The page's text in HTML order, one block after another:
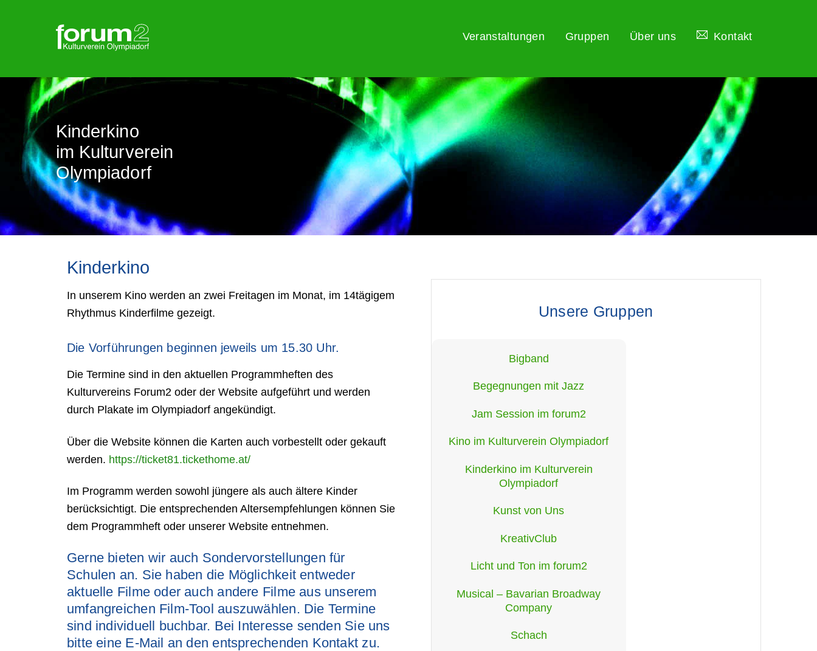
Veranstaltungen Gruppen Über uns Kontakt
Kinderkino
im Kulturverein
Olympiadorf
Kinderkino
In unserem Kino werden an zwei Freitagen im Monat, im 14tägigem
Rhythmus Kinderfilme gezeigt.
Die Vorführungen beginnen jeweils um 15.30 Uhr.
Die Termine sind in den aktuellen Programmheften des
Kulturvereins Forum2 oder der Website aufgeführt und werden
durch Plakate im Olympiadorf angekündigt.
Über die Website können die Karten auch vorbestellt oder gekauft
werden. https://ticket81.tickethome.at/
Im Programm werden sowohl jüngere als auch ältere Kinder
berücksichtigt. Die entsprechenden Altersempfehlungen können Sie
dem Programmheft oder unserer Website entnehmen.
Gerne bieten wir auch Sondervorstellungen für
Schulen an. Sie haben die Möglichkeit entweder
aktuelle Filme oder auch andere Filme aus unserem
umfangreichen Film-Tool auszuwählen. Die Termine
sind individuell buchbar. Bei Interesse senden Sie uns
bitte eine E-Mail an den entsprechenden Kontakt zu.
Unsere Gruppen
Bigband
Begegnungen mit Jazz
Jam Session im forum2
Kino im Kulturverein Olympiadorf
Kinderkino im Kulturverein
Olympiadorf
Kunst von Uns
KreativClub
Licht und Ton im forum2
Musical – Bavarian Broadway
Company
Schach